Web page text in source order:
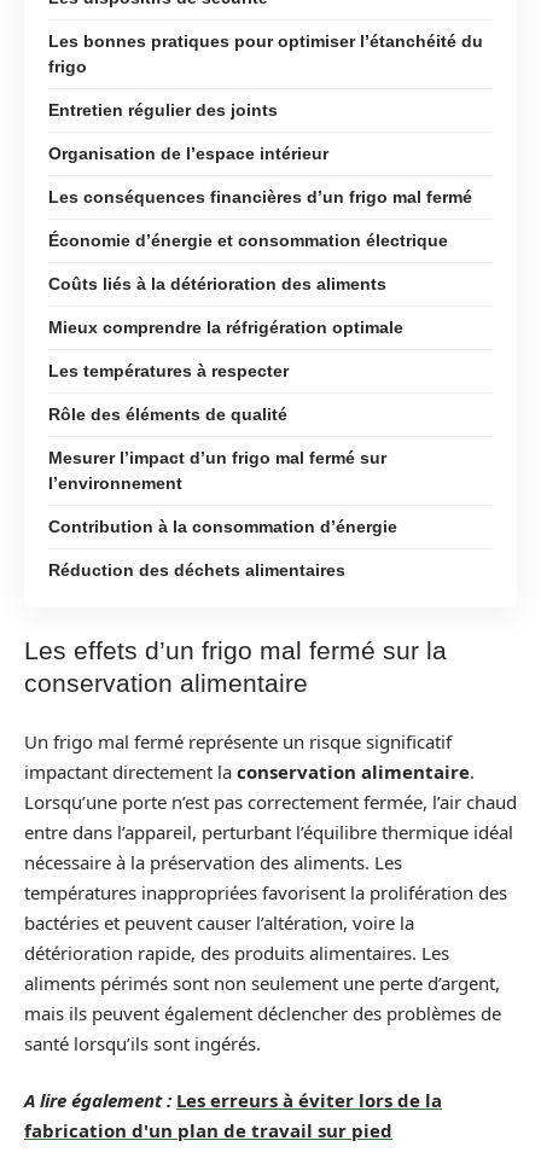
Les bonnes pratiques pour optimiser l’étanchéité du
frigo
Entretien régulier des joints
Organisation de l’espace intérieur
Les conséquences financières d’un frigo mal fermé
Économie d’énergie et consommation électrique
Coûts liés à la détérioration des aliments
Mieux comprendre la réfrigération optimale
Les températures à respecter
Rôle des éléments de qualité
Mesurer l’impact d’un frigo mal fermé sur
l’environnement
Contribution à la consommation d’énergie
Réduction des déchets alimentaires
Les effets d’un frigo mal fermé sur la
conservation alimentaire
Un frigo mal fermé représente un risque significatif
impactant directement la conservation alimentaire.
Lorsqu’une porte n’est pas correctement fermée, l’air chaud
entre dans l’appareil, perturbant l’équilibre thermique idéal
nécessaire à la préservation des aliments. Les
températures inappropriées favorisent la prolifération des
bactéries et peuvent causer l’altération, voire la
détérioration rapide, des produits alimentaires. Les
aliments périmés sont non seulement une perte d’argent,
mais ils peuvent également déclencher des problèmes de
santé lorsqu’ils sont ingérés.
A lire également : Les erreurs à éviter lors de la
fabrication d'un plan de travail sur pied